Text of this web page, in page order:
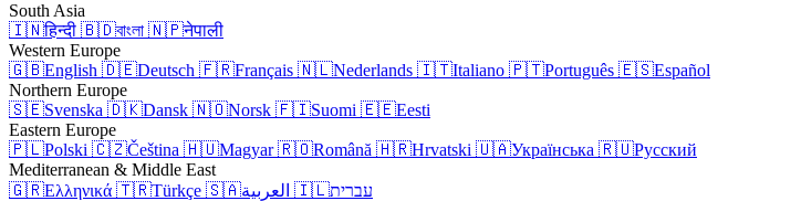
South Asia
🇮🇳हिन्दी 🇧🇩বাংলা 🇳🇵नेपाली
Western Europe
🇬🇧English 🇩🇪Deutsch 🇫🇷Français 🇳🇱Nederlands 🇮🇹Italiano 🇵🇹Português 🇪🇸Español
Northern Europe
🇸🇪Svenska 🇩🇰Dansk 🇳🇴Norsk 🇫🇮Suomi 🇪🇪Eesti
Eastern Europe
🇵🇱Polski 🇨🇿Čeština 🇭🇺Magyar🇷🇴Română 🇭🇷Hrvatski 🇺🇦Українська 🇷🇺Русский
Mediterranean & Middle East
🇬🇷Ελληνικά 🇹🇷Türkçe 🇸🇦 🇮🇱עברית